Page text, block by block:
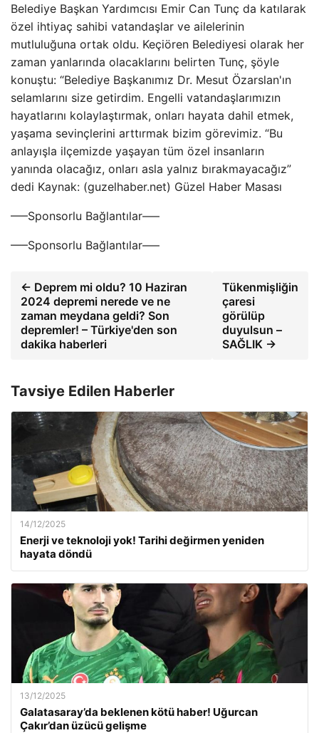
Belediye Başkan Yardımcısı Emir Can Tunç da katılarak
özel ihtiyaç sahibi vatandaşlar ve ailelerinin
mutluluğuna ortak oldu. Keçiören Belediyesi olarak her
zaman yanlarında olacaklarını belirten Tunç, şöyle
konuştu: “Belediye Başkanımız Dr. Mesut Özarslan'ın
selamlarını size getirdim. Engelli vatandaşlarımızın
hayatlarını kolaylaştırmak, onları hayata dahil etmek,
yaşama sevinçlerini arttırmak bizim görevimiz. “Bu
anlayışla ilçemizde yaşayan tüm özel insanların
yanında olacağız, onları asla yalnız bırakmayacağız”
dedi Kaynak: (guzelhaber.net) Güzel Haber Masası
—–Sponsorlu Bağlantılar—–
—–Sponsorlu Bağlantılar—–
← Deprem mi oldu? 10 Haziran
2024 depremi nerede ve ne
zaman meydana geldi? Son
depremler! – Türkiye'den son
dakika haberleri
Tükenmişliğin
çaresi
görülüp
duyulsun –
SAĞLIK →
Tavsiye Edilen Haberler
14/12/2025
Enerji ve teknoloji yok! Tarihi değirmen yeniden
hayata döndü
13/12/2025
Galatasaray’da beklenen kötü haber! Uğurcan
Çakır’dan üzücü gelişme